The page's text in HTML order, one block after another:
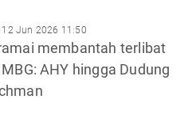
12 Jun 2026 11:50
membantah terlibat
AHY hingga Dudung